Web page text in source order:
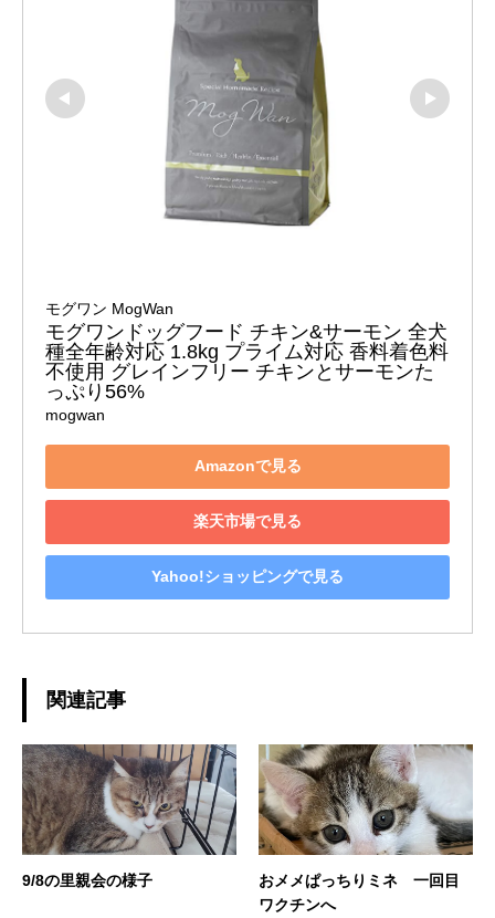
モグワン MogWan
モグワンドッグフード チキン&サーモン 全犬
種全年齢対応 1.8kg プライム対応 香料着色料
不使用 グレインフリー チキンとサーモンた
っぷり56%
mogwan
Amazonで見る
楽天市場で見る
Yahoo!ショッピングで見る
関連記事
9/8の里親会の様子
おメメぱっちりミネ 一回目
ワクチンへ